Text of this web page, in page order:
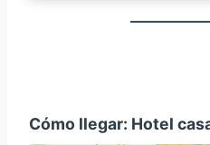
Cómo llegar: Hotel